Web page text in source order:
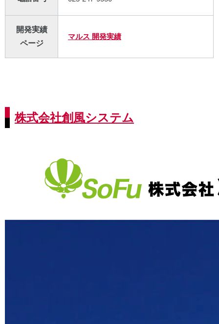
開発実績
ページ
マルス 開発実績
株式会社創風システム